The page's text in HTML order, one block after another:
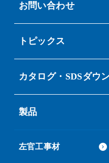
お問い合わせ
トピックス
カタログ・SDSダウ
製品
左官工事材